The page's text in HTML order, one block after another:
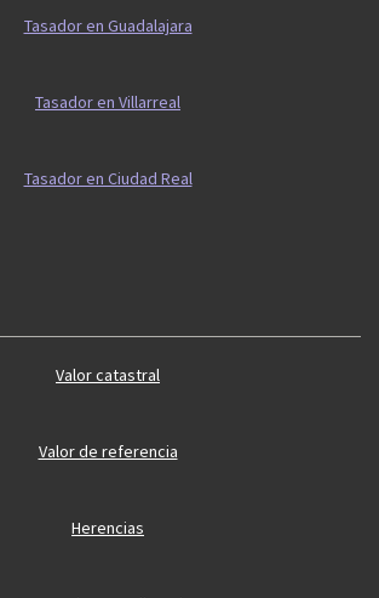
Tasador en Guadalajara
Tasador en Villarreal
Tasador en Ciudad Real
Valor catastral
Valor de referencia
Herencias